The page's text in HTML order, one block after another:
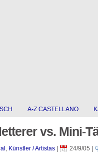
A-Z CASTELLANO
vs. Mini-
, Künstler / Artistas| 24/9/05